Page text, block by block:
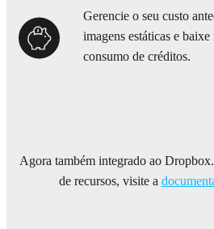
Gerencie o seu custo
imagens estáticas e
consumo de créditos.
Agora também integrado ao
de recursos, visite a